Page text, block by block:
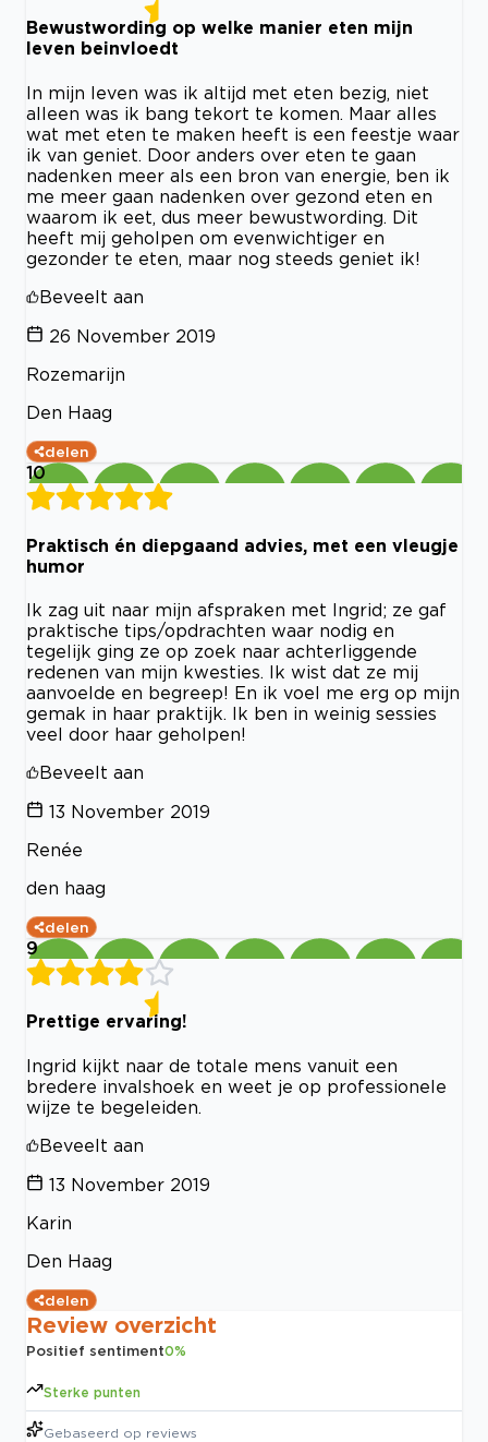
Bewustwording op welke manier eten mijn
leven beinvloedt
In mijn leven was ik altijd met eten bezig, niet
alleen was ik bang tekort te komen. Maar alles
wat met eten te maken heeft is een feestje waar
ik van geniet. Door anders over eten te gaan
nadenken meer als een bron van energie, ben ik
me meer gaan nadenken over gezond eten en
waarom ik eet, dus meer bewustwording. Dit
heeft mij geholpen om evenwichtiger en
gezonder te eten, maar nog steeds geniet ik!
Beveelt aan
26 November 2019
Rozemarijn
Den Haag
delen
10
Praktisch én diepgaand advies, met een vleugje
humor
Ik zag uit naar mijn afspraken met Ingrid; ze gaf
praktische tips/opdrachten waar nodig en
tegelijk ging ze op zoek naar achterliggende
redenen van mijn kwesties. Ik wist dat ze mij
aanvoelde en begreep! En ik voel me erg op mijn
gemak in haar praktijk. Ik ben in weinig sessies
veel door haar geholpen!
Beveelt aan
13 November 2019
Renée
den haag
delen
9
Prettige ervaring!
Ingrid kijkt naar de totale mens vanuit een
bredere invalshoek en weet je op professionele
wijze te begeleiden.
Beveelt aan
13 November 2019
Karin
Den Haag
delen
Review overzicht
Positief sentiment0%
Sterke punten
Gebaseerd op reviews